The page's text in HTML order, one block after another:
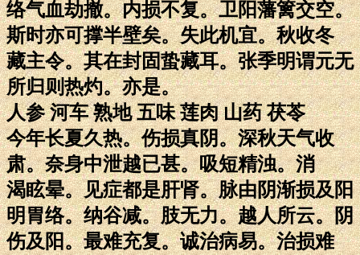
络气血劫撤。内损不复。卫阳藩篱交空。
斯时亦可撑半壁矣。失此机宜。秋收冬
藏主令。其在封固蛰藏耳。张季明谓元无
所归则热灼。亦是。
人参 河车 熟地 五味 莲肉 山药 茯苓
今年长夏久热。伤损真阴。深秋天气收
肃。奈身中泄越已甚。吸短精浊。消
渴眩晕。见症都是肝肾。脉由阴渐损及阳
明胃络。纳谷减。肢无力。越人所云。阴
伤及阳。最难充复。诚治病易。治损难